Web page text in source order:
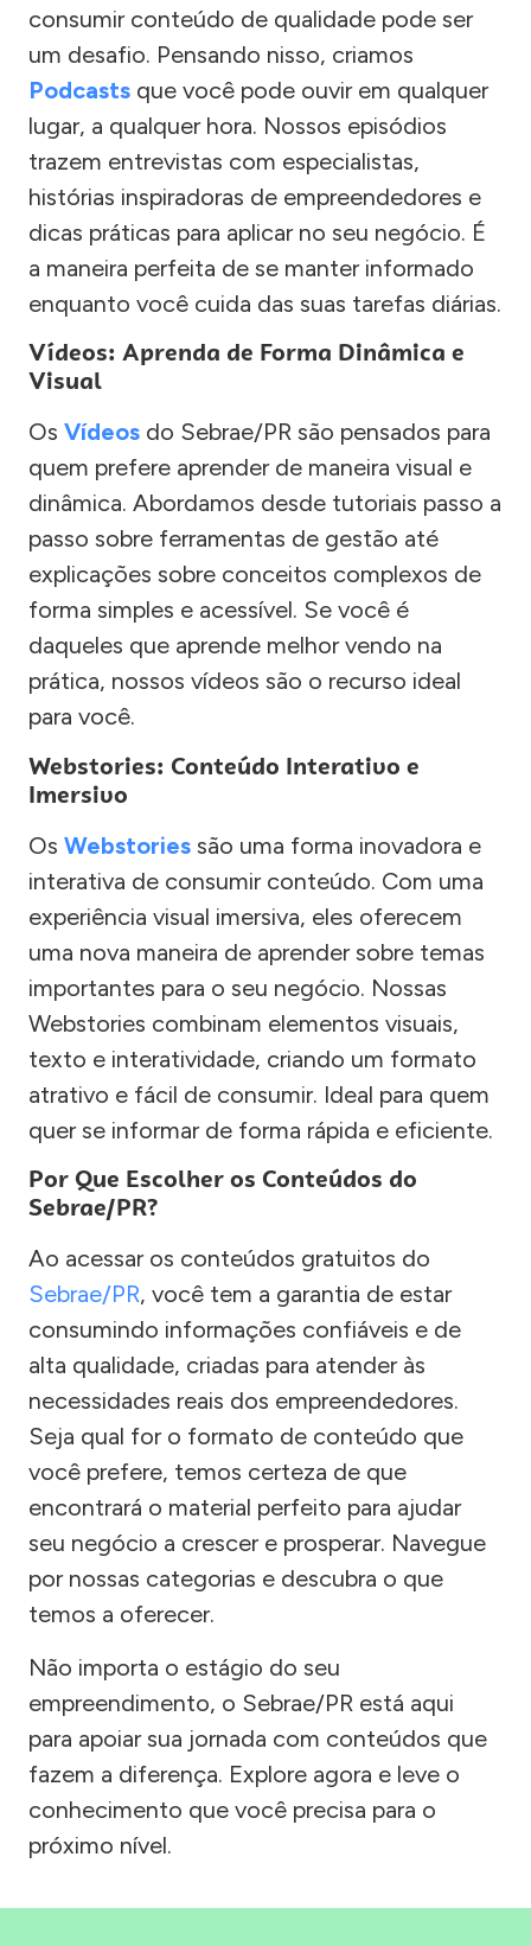
consumir conteúdo de qualidade pode ser
um desafio. Pensando nisso, criamos
Podcasts que você pode ouvir em qualquer
lugar, a qualquer hora. Nossos episódios
trazem entrevistas com especialistas,
histórias inspiradoras de empreendedores e
dicas práticas para aplicar no seu negócio. É
a maneira perfeita de se manter informado
enquanto você cuida das suas tarefas diárias.
Vídeos: Aprenda de Forma Dinâmica e
Visual
Os Vídeos do Sebrae/PR são pensados para
quem prefere aprender de maneira visual e
dinâmica. Abordamos desde tutoriais passo a
passo sobre ferramentas de gestão até
explicações sobre conceitos complexos de
forma simples e acessível. Se você é
daqueles que aprende melhor vendo na
prática, nossos vídeos são o recurso ideal
para você.
Webstories: Conteúdo Interativo e
Imersivo
Os Webstories são uma forma inovadora e
interativa de consumir conteúdo. Com uma
experiência visual imersiva, eles oferecem
uma nova maneira de aprender sobre temas
importantes para o seu negócio. Nossas
Webstories combinam elementos visuais,
texto e interatividade, criando um formato
atrativo e fácil de consumir. Ideal para quem
quer se informar de forma rápida e eficiente.
Por Que Escolher os Conteúdos do
Sebrae/PR?
Ao acessar os conteúdos gratuitos do
Sebrae/PR, você tem a garantia de estar
consumindo informações confiáveis e de
alta qualidade, criadas para atender às
necessidades reais dos empreendedores.
Seja qual for o formato de conteúdo que
você prefere, temos certeza de que
encontrará o material perfeito para ajudar
seu negócio a crescer e prosperar. Navegue
por nossas categorias e descubra o que
temos a oferecer.
Não importa o estágio do seu
empreendimento, o Sebrae/PR está aqui
para apoiar sua jornada com conteúdos que
fazem a diferença. Explore agora e leve o
conhecimento que você precisa para o
próximo nível.